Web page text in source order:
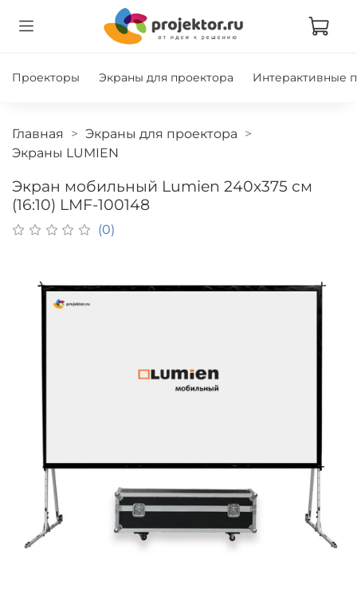
Проекторы Экраны для проектора Интерактивные
Главная
Экраны для проектора
Экраны LUMIEN
Экран мобильный Lumien 240x375 см
(16:10) LMF-100148
(0)